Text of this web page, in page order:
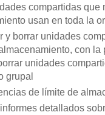
compartidas que
usan en toda la
y borrar unidades
con la
unidades
grupal
de límite de
detallados